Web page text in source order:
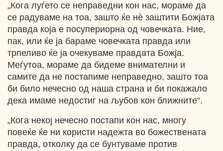
„Кога луѓето се неправедни кон нас, мораме да
се радуваме на тоа, зашто ќе нѐ заштити Божјата
правда која е посупериорна од човечката. Ние,
пак, или ќе ја бараме човечката правда или
трпеливо ќе ја очекуваме правдата Божја.
Меѓутоа, мораме да бидеме внимателни и
самите да не постапиме неправедно, зашто тоа
би било нечесно од наша страна и би покажало
дека имаме недостиг на љубов кон ближните“.
„Кога некој нечесно постапи кон нас, многу
повеќе ќе ни користи надежта во божествената
правда, отколку да се бунтуваме против